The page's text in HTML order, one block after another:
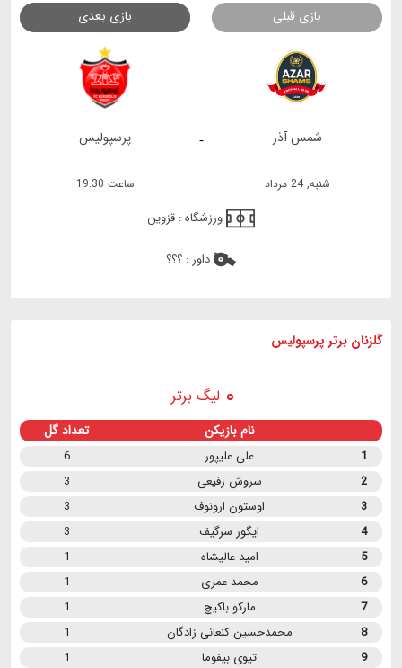
بازی قبلی بازی بعدی
- شمس آذر پرسپولیس
شنبه, 24 مرداد ساعت 19:30
ورزشگاه : قزوین
داور : ؟؟؟
گلزنان برتر پرسپولیس
لیگ برتر
نام بازیکن تعداد گل
1 علی علیپور
6
2
سروش رفیعی
3
3
اوستون ارونوف
3
4
ایگور سرگیف
3
5
امید عالیشاه
1
6
محمد عمری
1
7
مارکو باکیچ
1
8
محمدحسین کنعانی زادگان
1
9
تیوی بیفوما
1